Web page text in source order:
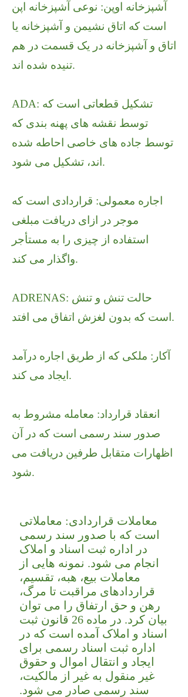
آشپزخانه اوپن: نوعی آشپزخانه اپن
است که اتاق نشیمن و آشپزخانه یا
اتاق و آشپزخانه در یک قسمت در هم
تنیده شده اند.
ADA: تشکیل قطعاتی است که
توسط نقشه های پهنه بندی که
توسط جاده های خاصی احاطه شده
اند، تشکیل می شود.
اجاره معمولی: قراردادی است که
موجر در ازای دریافت مبلغی
استفاده از چیزی را به مستأجر
واگذار می کند.
ADRENAS: حالت تنش و تنش
است که بدون لغزش اتفاق می افتد.
آکار: ملکی که از طریق اجاره درآمد
ایجاد می کند.
انعقاد قرارداد: معامله مشروط به
صدور سند رسمی است که در آن
اظهارات متقابل طرفین دریافت می
شود.
معاملات قراردادی: معاملاتی
است که با صدور سند رسمی
در اداره ثبت اسناد و املاک
انجام می شود. نمونه هایی از
معاملات بیع، هبه، تقسیم،
قراردادهای مراقبت تا مرگ،
رهن و حق ارتفاق را می توان
بیان کرد. در ماده 26 قانون ثبت
اسناد و املاک آمده است که در
اداره ثبت اسناد رسمی برای
ایجاد و انتقال اموال و حقوق
غیر منقول به غیر از مالکیت،
سند رسمی صادر می شود.